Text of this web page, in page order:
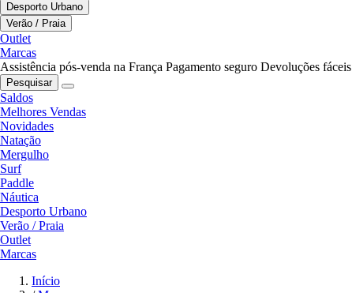
Desporto Urbano
Verão / Praia
Outlet
Marcas
Assistência pós-venda na França Pagamento seguro Devoluções fáceis
Pesquisar
Saldos
Melhores Vendas
Novidades
Natação
Mergulho
Surf
Paddle
Náutica
Desporto Urbano
Verão / Praia
Outlet
Marcas
Início